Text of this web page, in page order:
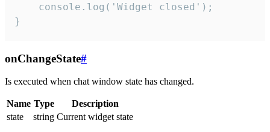
    console.log('Widget closed');
}
onChangeState#
Is executed when chat window state has changed.
Name Type
Description
state
string Current widget state